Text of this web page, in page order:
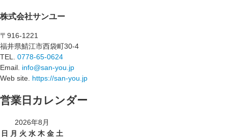
株式会社サンユー
〒916-1221
福井県鯖江市西袋町30-4
TEL. 0778-65-0624
Email. info@san-you.jp
Web site. https://san-you.jp
営業日カレンダー
2026年8月
日
月 火 水 木 金 土